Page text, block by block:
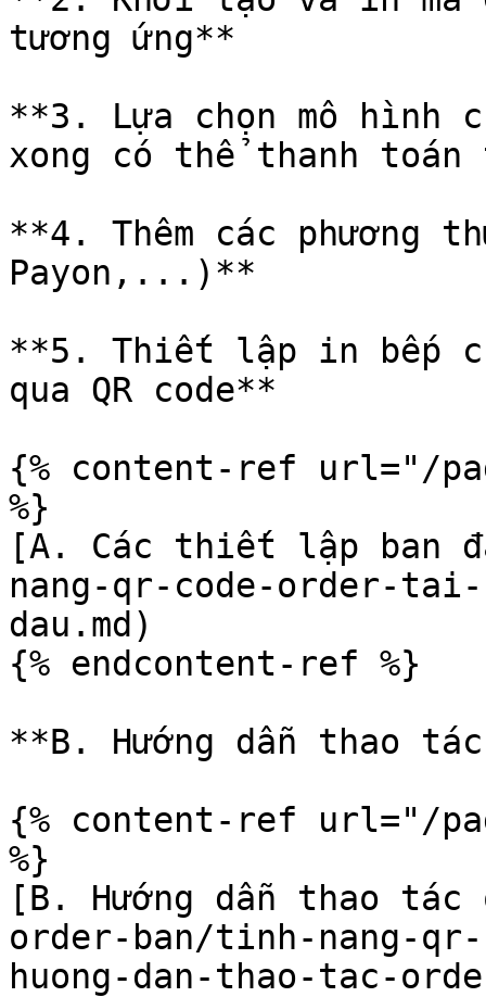
tương ứng**
**3. Lựa chọn mô hình
xong có thể thanh
**4. Thêm các phương
Payon,...)**
**5. Thiết lập in bếp
qua QR code**
{% content-ref url="/
%}
[A. Các thiết lập ban
nang-qr-code-order-
dau.md)
{% endcontent-ref %}
**B. Hướng dẫn thao
{% content-ref url="/
%}
[B. Hướng dẫn thao
order-ban/tinh-nang-
huong-dan-thao-tac-